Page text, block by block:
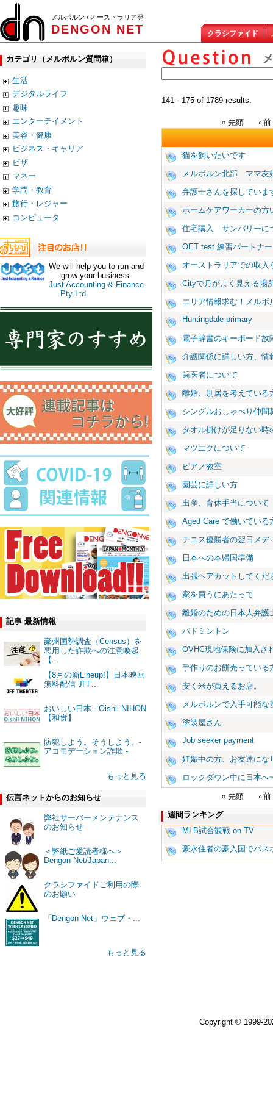
メルボルン / オーストラリア発
DENGON NET クラシファイド
カテゴリ（メルボルン質問箱）
生活
デジタルライフ
趣味
エンターテイメント
美容・健康
ビジネス・キャリア
ビザ
マネー
学問・教育
旅行・レジャー
コンピュータ
We will help you to run and
grow your business.
Just Accounting & Finance
Pty Ltd
記事 最新情報
豪州国勢調査（Census）を
悪用した詐欺への注意喚起
【...
【8月の新Lineup!】日本映画
無料配信 JFF...
おいしい日本 - Oishii NIHON
【和食】
防犯しよう。そうしよう。-
アコモデーション詐欺 -
もっと見る
伝言ネットからのお知らせ
弊社サーバーメンテナンス
のお知らせ
＜弊紙ご愛読者様へ＞
Dengon Net/Japan...
クラシファイドご利用の際
のお願い
「Dengon Net」ウェブ・...
もっと見る
141 - 175 of 1789 results.
« 先頭 ‹ 前
猫を飼いたいです
メルボルン北部 ママ友
弁護士さんを探していま
ホームケアワーカーの方
住宅購入 サンバリーに
OET test 練習パートナー
オーストラリアでの収
Cityで月がよく見える場
エリア情報求む！メルボ
Huntingdale primary
電子辞書のキーボード故
介護関係に詳しい方、情
歯医者について
離婚、別居を考えている
シングルおしゃべり仲間
タオル掛けが足りない時
マツエクについて
ピアノ教室
園芸に詳しい方
出産、育休手当について
Aged Care で働いている
テニス優勝者の翌日メデ
日本への本帰国準備
出張ヘアカットしてくだ
家を買うにあたって
離婚のための日本人弁護
バドミントン
OVHC現地保険に加入さ
手作りのお餅売っている
安く米が買えるお店。
メルボルンで入手可能な
塗装屋さん
Job seeker payment
妊娠中の方、お友達にな
ロックダウン中に日本へ
« 先頭 ‹ 前
週間ランキング
MLB試合観戦 on TV
豪永住者の豪入国でパス
Copyright © 1999-